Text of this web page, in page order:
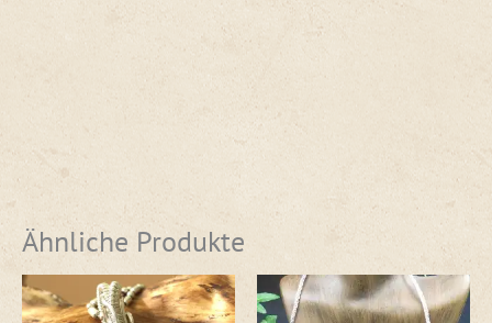
Ähnliche Produkte